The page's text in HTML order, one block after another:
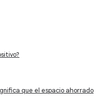
que el espacio ahorrado